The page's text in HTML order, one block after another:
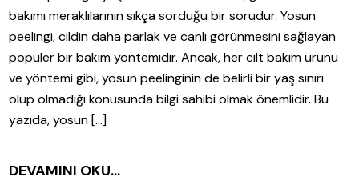
bakımı meraklılarının sıkça sorduğu bir sorudur. Yosun
peelingi, cildin daha parlak ve canlı görünmesini sağlayan
popüler bir bakım yöntemidir. Ancak, her cilt bakım ürünü
ve yöntemi gibi, yosun peelinginin de belirli bir yaş sınırı
olup olmadığı konusunda bilgi sahibi olmak önemlidir. Bu
yazıda, yosun […]
DEVAMINI OKU...